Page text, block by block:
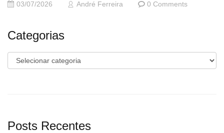
03/07/2026 André Ferreira 0 Comments
Categorias
Categorias
Posts Recentes